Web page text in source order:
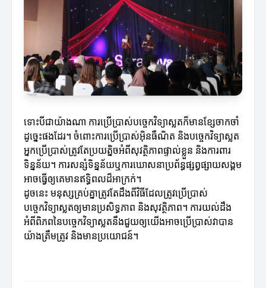
ទោះបីជាយ៉ាងណា ការប្រើប្រាស់បច្ចេកវិទ្យាស្លតក៏មានខ្សែចាកចាំ
ដូច្នេះផងដែរ។ ចំពោះការប្រើប្រាស់អ៊ិនធឺណិត និងបច្ចេកវិទ្យាស្លត
អ្នកប្រើប្រាស់ត្រូវតែប្រយត្និចអំពីសុវត្ថិភាពផ្ទាល់ខ្លួន និងការពារ
ទិន្នន័យ។ ការសន្សំទិន្នន័យឬការឃោសនាប្រព័ន្ធផ្សព្វផ្សាយសង្គម
អាចធ្វើឲ្យគេមានឥទ្ធិពលដ៏អាក្រក់។
ដូចនេះ មនុស្សគ្រប់គ្នាត្រូវតែដឹងពីវិធីដែលត្រូវប្រើប្រាស់
បច្ចេកវិទ្យាស្លតឲ្យមានប្រសិទ្ធភាព និងសុវត្ថិភាព។ ការយល់ដឹង
អំពីពិភពនៃបច្ចេកវិទ្យាស្លតនឹងជួយឲ្យយើងអាចប្រើប្រាស់វាបាន
យ៉ាងត្រឹមត្រូវ និងមានប្រយោជន៍។